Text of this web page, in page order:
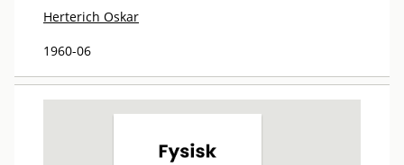
Herterich Oskar
1960-06